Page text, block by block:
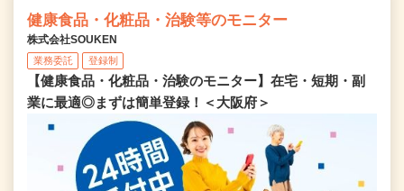
健康食品・化粧品・治験等のモニター
株式会社SOUKEN
業務委託 登録制
【健康食品・化粧品・治験のモニター】在宅・短期・副
業に最適◎まずは簡単登録！＜大阪府＞